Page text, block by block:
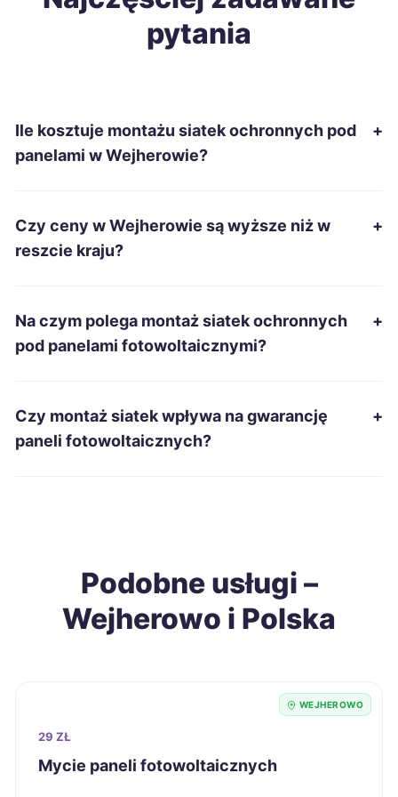
Piła 41 zł
Starachowice
Zamość
Zawiercie
Jarosław
pytania
Ile kosztuje montażu siatek ochronnych pod
panelami w Wejherowie?
+
Czy ceny w Wejherowie są wyższe niż w
reszcie kraju?
+
Na czym polega montaż siatek ochronnych
pod panelami fotowoltaicznymi?
+
Czy montaż siatek wpływa na gwarancję
paneli fotowoltaicznych?
+
Podobne usługi –
Wejherowo i Polska
WEJHEROWO
29 ZŁ
Mycie paneli fotowoltaicznych